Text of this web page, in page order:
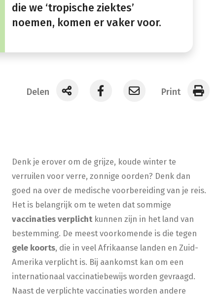
die we ‘tropische ziektes’
noemen, komen er vaker voor.
Delen Print
Denk je erover om de grijze, koude winter te
verruilen voor verre, zonnige oorden? Denk dan
goed na over de medische voorbereiding van je reis.
Het is belangrijk om te weten dat sommige
vaccinaties verplichtkunnen zijn in het land van
bestemming. De meest voorkomende is die tegen
gele koorts, die in veel Afrikaanse landen en Zuid-
Amerika verplicht is. Bij aankomst kan om een
internationaal vaccinatiebewijs worden gevraagd.
Naast de verplichte vaccinaties worden andere